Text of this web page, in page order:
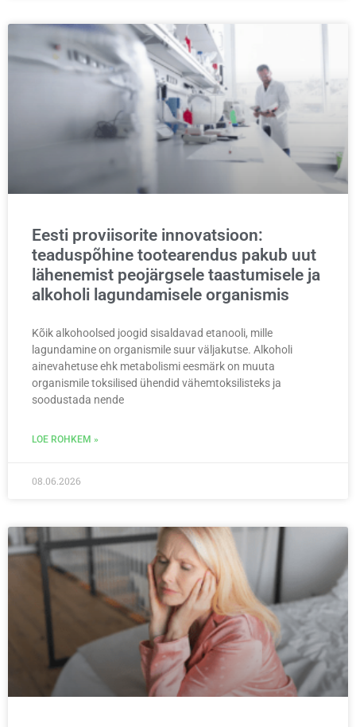
Eesti proviisorite innovatsioon:
teaduspõhine tootearendus pakub uut
lähenemist peojärgsele taastumisele ja
alkoholi lagundamisele organismis
Kõik alkohoolsed joogid sisaldavad etanooli, mille
lagundamine on organismile suur väljakutse. Alkoholi
ainevahetuse ehk metabolismi eesmärk on muuta
organismile toksilised ühendid vähemtoksilisteks ja
soodustada nende
LOE ROHKEM »
08.06.2026